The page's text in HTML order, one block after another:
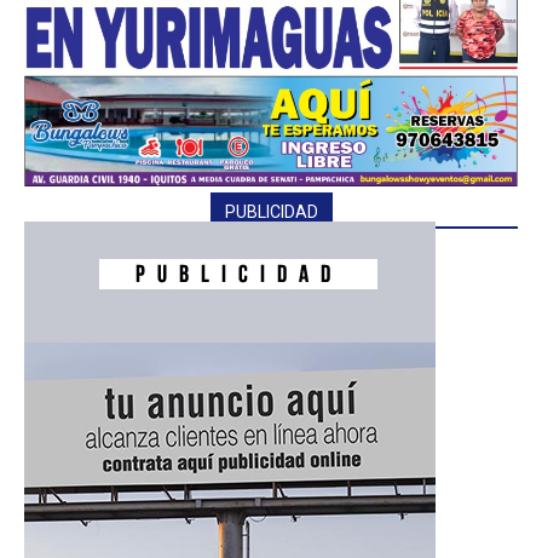
━ Planes
PUBLICIDAD